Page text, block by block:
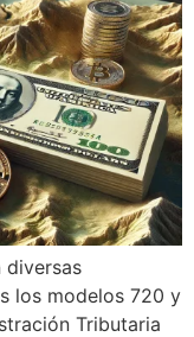
diversas
los modelos 720 y
Tributaria